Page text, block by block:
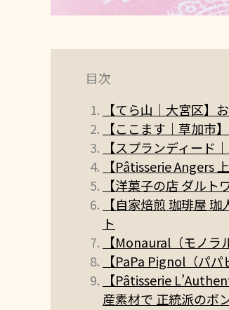
目次
【てら山｜大宮区】
【ここます｜草加市
【スプランディード
【Pâtisserie Angers
【洋菓子の店 ダル
【自家焙煎 珈琲屋
ト
【Monaural（モノ
【PaPa Pignol（パ
【Pâtisserie
産素材で 正統派のボ